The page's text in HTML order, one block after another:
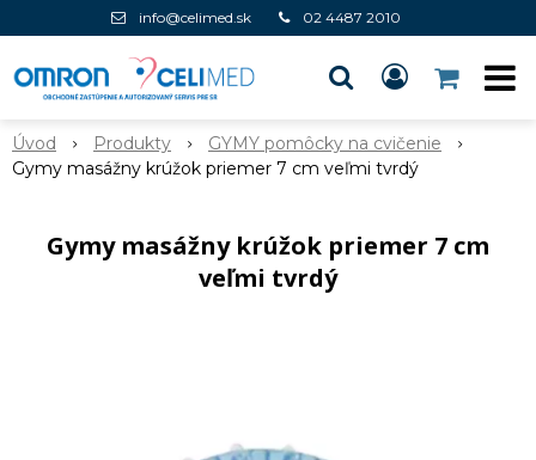
info@celimed.sk 02 4487 2010
Úvod Produkty
GYMY pomôcky na cvičenie
Gymy masážny krúžok priemer 7 cm veľmi tvrdý
Gymy masážny krúžok priemer 7 cm
veľmi tvrdý